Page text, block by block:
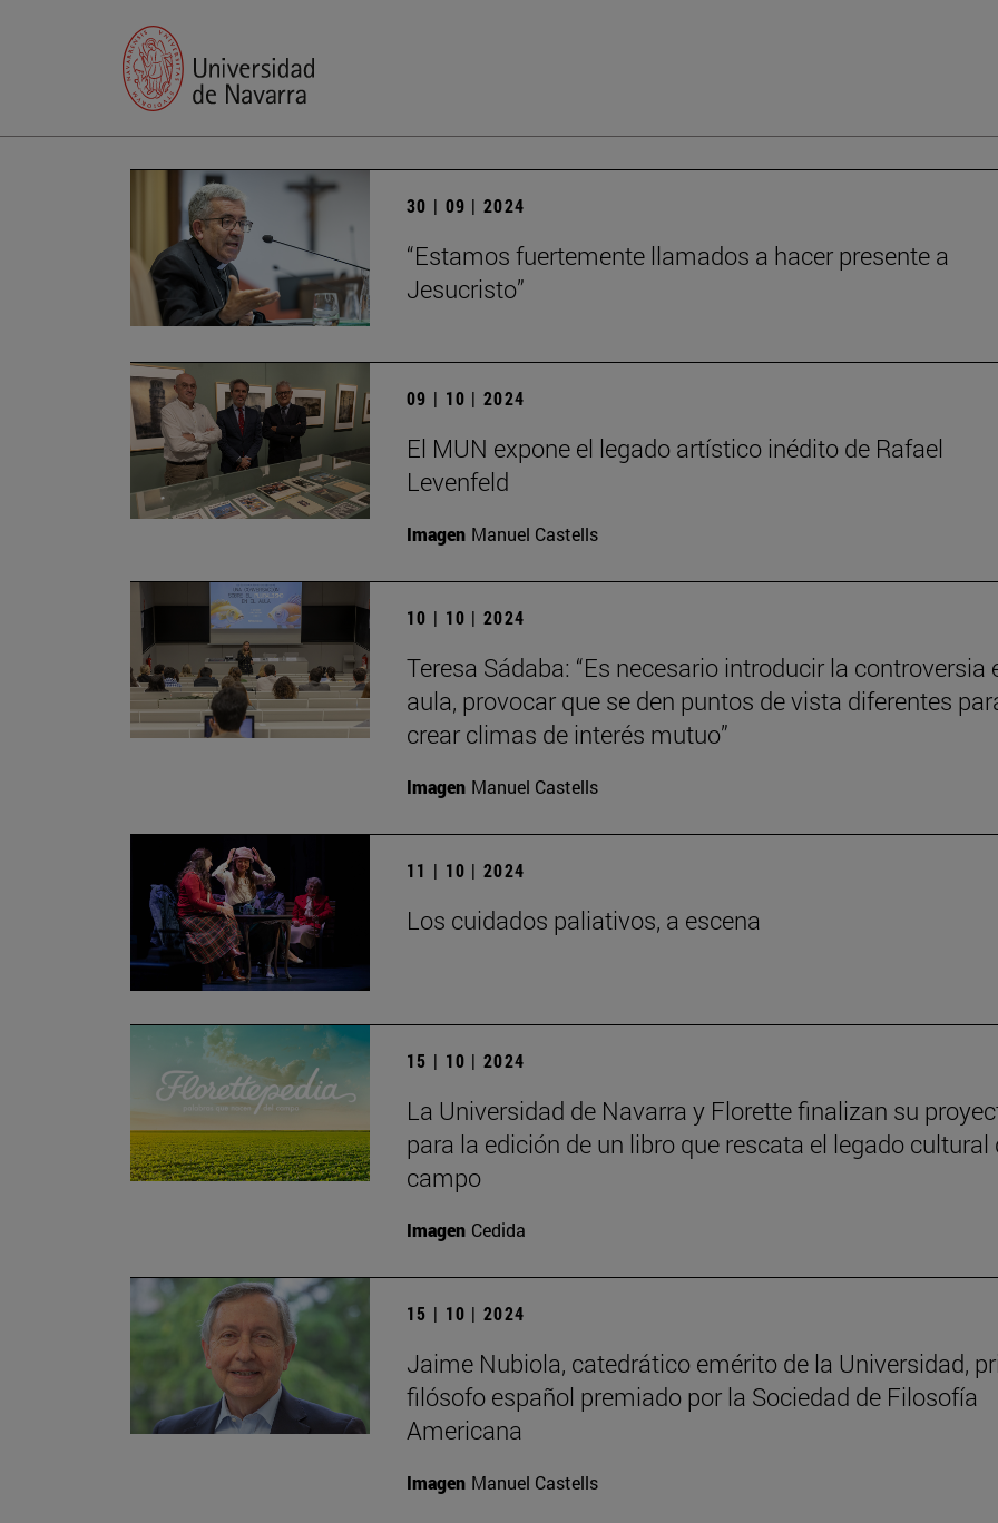
30 | 09 | 2024
“Estamos fuertemente llamados a hacer presente a
Jesucristo”
09 | 10 | 2024
El MUN expone el legado artístico inédito de Rafael
Levenfeld
Imagen Manuel Castells
10 | 10 | 2024
Teresa Sádaba: “Es necesario introducir la controversia
aula, provocar que se den puntos de vista diferentes
crear climas de interés mutuo”
Imagen Manuel Castells
11 | 10 | 2024
Los cuidados paliativos, a escena
15 | 10 | 2024
La Universidad de Navarra y Florette finalizan su
para la edición de un libro que rescata el legado cultural
campo
Imagen Cedida
15 | 10 | 2024
Jaime Nubiola, catedrático emérito de la Universidad,
filósofo español premiado por la Sociedad de Filosofía
Americana
Imagen Manuel Castells